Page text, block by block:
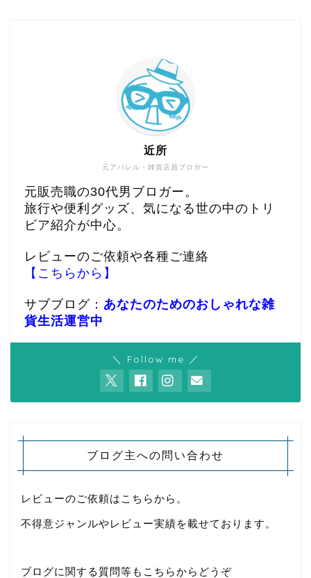
元アパレル・雑貨店員ブロガー
近所
元販売職の30代男ブロガー。
旅行や便利グッズ、気になる世の中のトリ
ビア紹介が中心。
レビューのご依頼や各種ご連絡
【こちらから】
サブブログ： あなたのためのおしゃれな雑
貨生活運営中
＼ Follow me ／
ブログ主への問い合わせ
レビューのご依頼はこちらから。
不得意ジャンルやレビュー実績を載せております。
ブログに関する質問等もこちらからどうぞ